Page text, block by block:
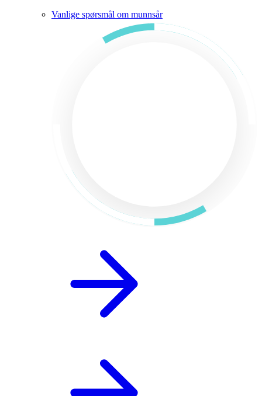
Vanlige spørsmål om munnsår